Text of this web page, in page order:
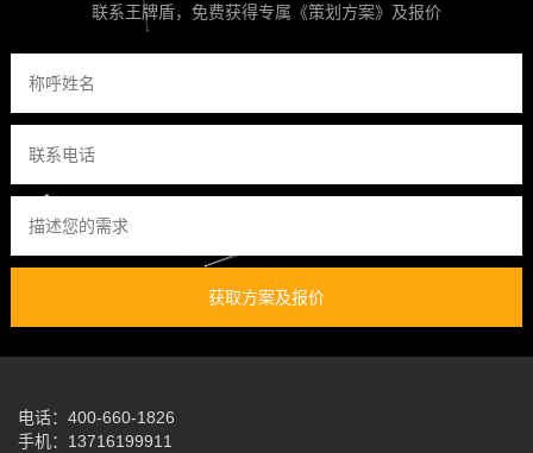
联系王牌盾，免费获得专属《策划方案》及报价
获取方案及报价
电话：400-660-1826
手机：13716199911